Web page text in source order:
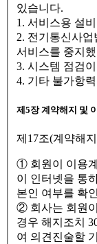
있습니다.
1. 서비스용 설
2. 전기통신사
서비스를 중지
3. 시스템 점검
4. 기타 불가항
제5장 계약해지 및
제17조(계약해
① 회원이 이용
이 인터넷을 통
본인 여부를 확
② 회사는 회원
경우 해지조치
여 의견진술할